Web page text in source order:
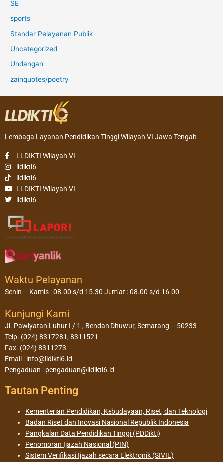
SE
sports
Standar Pelayanan Publik
Uncategorized
Undangan
zainquotes/poetry
Lembaga Layanan Pendidikan Tinggi Wilayah VI Jawa Tengah
LLDIKTI Wilayah VI
lldikti6
lldikti6
LLDIKTI Wilayah VI
lldikti6
Waktu Pelayanan
Senin – Kamis : 08.00 s/d 15.30 Jum’at : 08.00 s/d 16.00
Kunjungi Kami
Jl. Pawiyatan Luhur I / 1 , Bendan Dhuwur, Semarang – 50233
Telp. (024) 8317281, 8311521
Fax. (024) 8311273
Email : info@lldikti6.id
Pengaduan : pengaduan@lldikti6.id
Tautan Penting
Kementerian Pendidikan, Kebudayaan, Riset, dan Teknologi
Badan Riset dan Inovasi Nasional Republik Indonesia
Pangkalan Data Pendidikan Tinggi (PDDikti)
Penomoran Ijazah Nasional (PIN)
Sistem Verifikasi Ijazah secara Elektronik (SIVIL)